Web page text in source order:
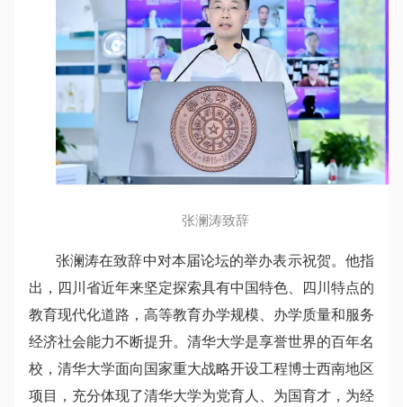
张澜涛致辞
张澜涛在致辞中对本届论坛的举办表示祝贺。他指
出，四川省近年来坚定探索具有中国特色、四川特点的
教育现代化道路，高等教育办学规模、办学质量和服务
经济社会能力不断提升。清华大学是享誉世界的百年名
校，清华大学面向国家重大战略开设工程博士西南地区
项目，充分体现了清华大学为党育人、为国育才，为经